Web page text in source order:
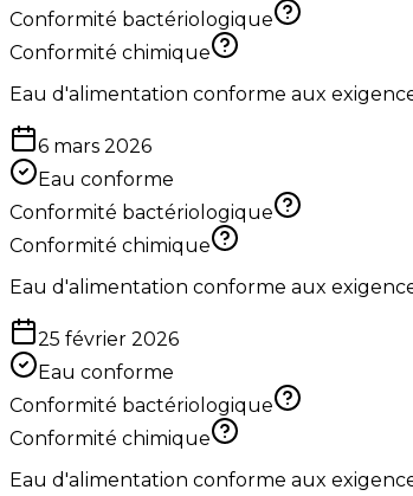
Conformité bactériologique
Conformité chimique
Eau d'alimentation conforme aux
6 mars 2026
Eau conforme
Conformité bactériologique
Conformité chimique
Eau d'alimentation conforme aux
25 février 2026
Eau conforme
Conformité bactériologique
Conformité chimique
Eau d'alimentation conforme aux